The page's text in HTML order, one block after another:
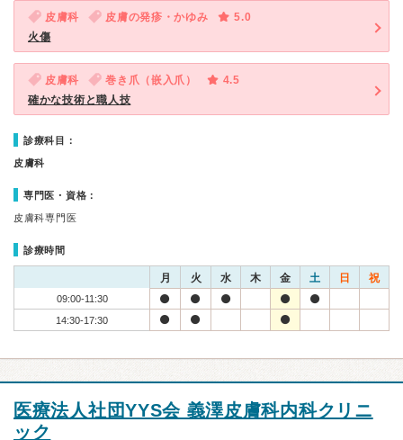
皮膚科 皮膚の発疹・かゆみ
5.0
火傷
皮膚科 巻き爪（嵌入爪）
4.5
確かな技術と職人技
診療科目：
皮膚科
専門医・資格：
皮膚科専門医
診療時間
月 火 水 木 金 土 日 祝
09:00-11:30
14:30-17:30
医療法人社団YYS会 義澤皮膚科内科クリニ
ック